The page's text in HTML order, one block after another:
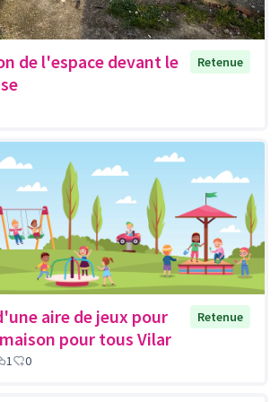
de l'espace devant le
Retenue
aire de jeux pour
pour tous Vilar
Retenue
1 0